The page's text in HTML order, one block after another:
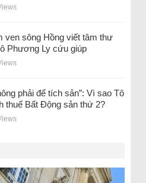
ven sông Hồng viết tâm thư
Phương Ly cứu giúp
phải để tích sản”: Vì sao Tô
thuế Bất Động sản thứ 2?